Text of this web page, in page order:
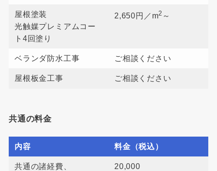
屋根塗装
光触媒プレミアムコー
ト4回塗り
2,650円／m2 ～
ベランダ防水工事 ご相談ください
屋根板金工事 ご相談ください
共通の料金
内容 料金（税込）
共通の諸経費、
20,000